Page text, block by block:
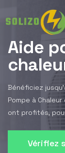
Aide
Bénéficiez
Pompe à
ont profités,
Vérifiez